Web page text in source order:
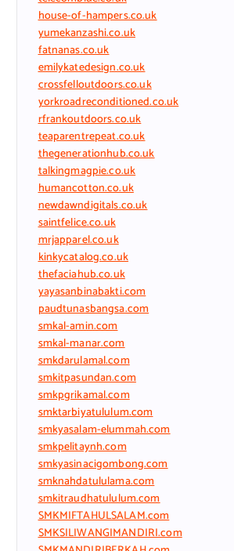
house-of-hampers.co.uk
yumekanzashi.co.uk
fatnanas.co.uk
emilykatedesign.co.uk
crossfelloutdoors.co.uk
yorkroadreconditioned.co.uk
rfrankoutdoors.co.uk
teaparentrepeat.co.uk
thegenerationhub.co.uk
talkingmagpie.co.uk
humancotton.co.uk
newdawndigitals.co.uk
saintfelice.co.uk
mrjapparel.co.uk
kinkycatalog.co.uk
thefaciahub.co.uk
yayasanbinabakti.com
paudtunasbangsa.com
smkal-amin.com
smkal-manar.com
smkdarulamal.com
smkitpasundan.com
smkpgrikamal.com
smktarbiyatululum.com
smkyasalam-elummah.com
smkpelitaynh.com
smkyasinacigombong.com
smknahdatululama.com
smkitraudhatululum.com
SMKMIFTAHULSALAM.com
SMKSILIWANGIMANDIRI.com